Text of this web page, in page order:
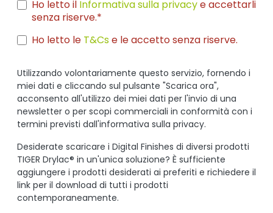
Ho letto il Informativa sulla privacye accettarli
senza riserve.*
Ho letto le T&Cse le accetto senza riserve.
Utilizzando volontariamente questo servizio, fornendo i
miei dati e cliccando sul pulsante "Scarica ora",
acconsento all'utilizzo dei miei dati per l'invio di una
newsletter o per scopi commerciali in conformità con i
termini previsti dall'informativa sulla privacy.
Desiderate scaricare i Digital Finishes di diversi prodotti
TIGER Drylac® in un'unica soluzione? È sufficiente
aggiungere i prodotti desiderati ai preferiti e richiedere il
link per il download di tutti i prodotti
contemporaneamente.